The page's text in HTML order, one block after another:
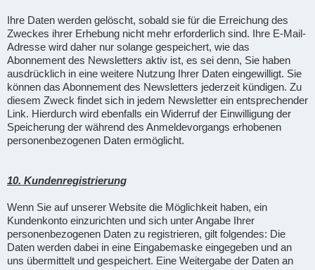
Ihre Daten werden gelöscht, sobald sie für die Erreichung des
Zweckes ihrer Erhebung nicht mehr erforderlich sind. Ihre E-Mail-
Adresse wird daher nur solange gespeichert, wie das
Abonnement des Newsletters aktiv ist, es sei denn, Sie haben
ausdrücklich in eine weitere Nutzung Ihrer Daten eingewilligt. Sie
können das Abonnement des Newsletters jederzeit kündigen. Zu
diesem Zweck findet sich in jedem Newsletter ein entsprechender
Link. Hierdurch wird ebenfalls ein Widerruf der Einwilligung der
Speicherung der während des Anmeldevorgangs erhobenen
personenbezogenen Daten ermöglicht.
10. Kundenregistrierung
Wenn Sie auf unserer Website die Möglichkeit haben, ein
Kundenkonto einzurichten und sich unter Angabe Ihrer
personenbezogenen Daten zu registrieren, gilt folgendes: Die
Daten werden dabei in eine Eingabemaske eingegeben und an
uns übermittelt und gespeichert. Eine Weitergabe der Daten an